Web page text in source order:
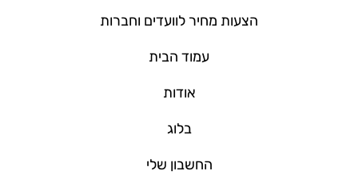
הצעות מחיר לוועדים וחברות
עמוד הבית
אודות
בלוג
החשבון שלי